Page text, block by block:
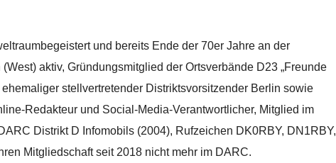
und bereits Ende der 70er Jahre an der
aktiv, Gründungsmitglied der Ortsverbände D23 „Freunde
ehemaliger stellvertretender Distriktsvorsitzender Berlin sowie
Redakteur und Social-Media-Verantwortlicher, Mitglied im
Distrikt D Infomobils (2004), Rufzeichen DK0RBY, DN1RBY,
Mitgliedschaft seit 2018 nicht mehr im DARC.